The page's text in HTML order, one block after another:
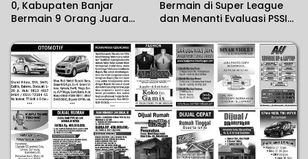
0, Kabupaten Banjar
Bermain 9 Orang Juara
Pangdam XXII/KB 2026
Bermain di Super League
dan Menanti Evaluasi PSSI
AFF